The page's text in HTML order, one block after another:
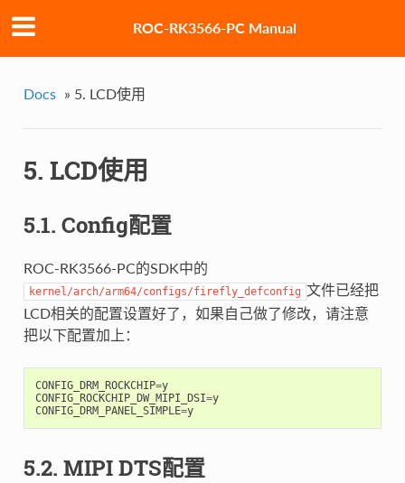
ROC-RK3566-PC Manual
Docs » 5. LCD使用
5. LCD使用
5.1. Config配置
ROC-RK3566-PC的SDK中的
kernel/arch/arm64/configs/firefly_defconfig 文件已经把
LCD相关的配置设置好了，如果自己做了修改，请注意
把以下配置加上：
CONFIG_DRM_ROCKCHIP=y
CONFIG_ROCKCHIP_DW_MIPI_DSI=y
CONFIG_DRM_PANEL_SIMPLE=y
5.2. MIPI DTS配置